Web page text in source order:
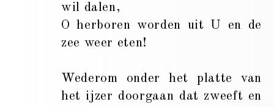
wil dalen,
O herboren worden uit U en de
zee weer eten!
Wederom onder het platte van
het ijzer doorgaan dat zweeft en